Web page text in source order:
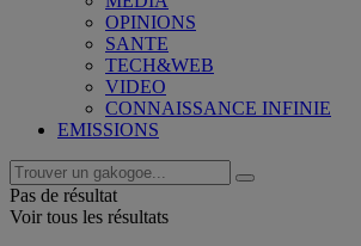
OPINIONS
SANTE
TECH&WEB
VIDEO
CONNAISSANCE INFINIE
EMISSIONS
Pas de résultat
Voir tous les résultats